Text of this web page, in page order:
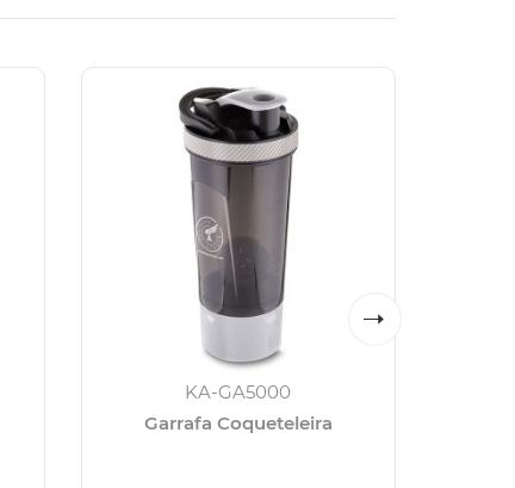
KA-GA5000
Garrafa Coqueteleira